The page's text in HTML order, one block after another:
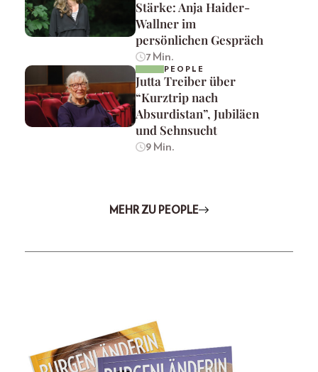
Stärke: Anja Haider-
Wallner im
persönlichen Gespräch
7 Min.
PEOPLE
Jutta Treiber über
“Kurztrip nach
Absurdistan”, Jubiläen
und Sehnsucht
9 Min.
MEHR ZU PEOPLE